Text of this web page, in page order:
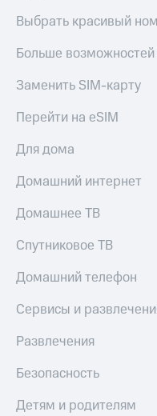
Выбрать красивый
Больше
Заменить SIM-карту
Перейти на eSIM
Для дома
Домашний интернет
Домашнее ТВ
Спутниковое ТВ
Домашний телефон
Сервисы и
Развлечения
Безопасность
Детям и родителям